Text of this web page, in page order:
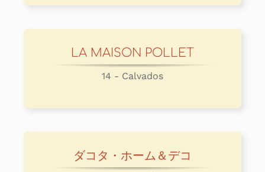
LA MAISON POLLET
14 - Calvados
ダコタ・ホーム＆デコ